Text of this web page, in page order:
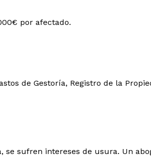
por afectado.
de Gestoría, Registro de la
sufren intereses de usura. Un